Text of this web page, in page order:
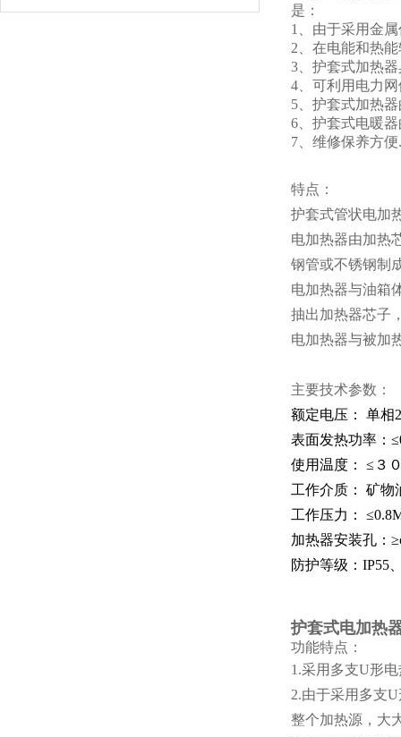
是：
1、由于采用金
2、在电能和热
3、护套式加热
4、可利用电力
5、护套式加热
6、护套式电暖
7、维修保养方便.
特点：
护套式管状电加
电加热器由加热
钢管或不锈钢制
电加热器与油箱
抽出加热器芯
电加热器与被加
主要技术参数：
额定电压： 单相
表面发热功率：
使用温度： ≤３
工作介质： 矿物
工作压力：
加热器安装孔：
防护等级：IP55
护套式电加热
功能特点：
1.采用多支U形
2.由于采用多支
整个加热源，大